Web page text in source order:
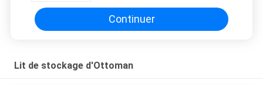
Continuer
Lit de stockage d'Ottoman